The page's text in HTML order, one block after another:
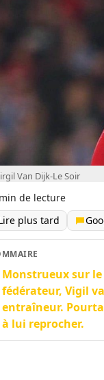
Van Dijk-Le Soir
de lecture
plus tard
Monstrueux sur
fédérateur, Vigil
entraîneur.
à lui reprocher.